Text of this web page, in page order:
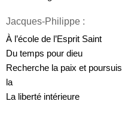
Jacques-Philippe :
À l’école de l’Esprit Saint
Du temps pour dieu
Recherche la paix et poursuis
la
La liberté intérieure